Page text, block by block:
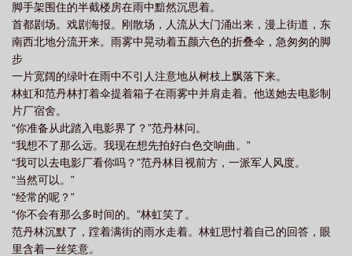
脚手架围住的半截楼房在雨中黯然沉思着。
首都剧场。戏剧海报。刚散场，人流从大门涌出来，漫上街道，东
南西北地分流开来。雨雾中晃动着五颜六色的折叠伞，急匆匆的脚
步
一片宽阔的绿叶在雨中不引人注意地从树枝上飘落下来。
林虹和范丹林打着伞提着箱子在雨雾中并肩走着。他送她去电影制
片厂宿舍。
“你准备从此踏入电影界了？”范丹林问。
“我想不了那么远。我现在想先拍好白色交响曲。”
“我可以去电影厂看你吗？”范丹林目视前方，一派军人风度。
“当然可以。”
“经常的呢？”
“你不会有那么多时间的。”林虹笑了。
范丹林沉默了，蹚着满街的雨水走着。林虹思忖着自己的回答，眼
里含着一丝笑意。